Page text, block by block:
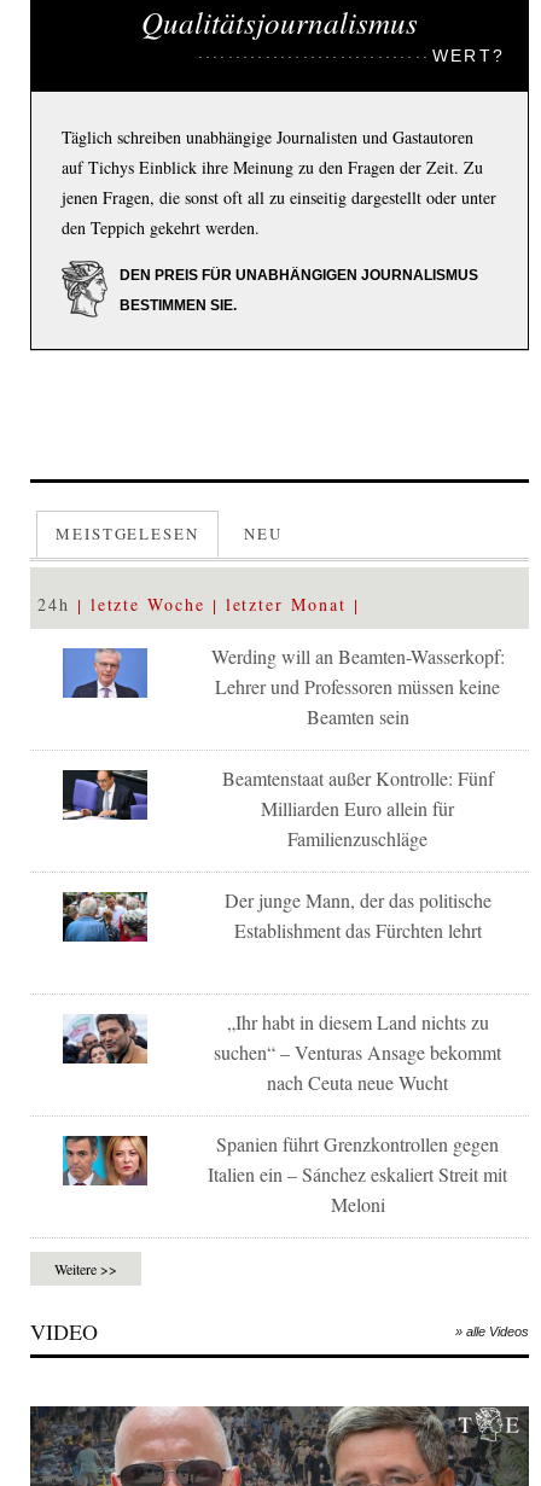
Qualitätsjournalismus
WERT?
Täglich schreiben unabhängige Journalisten und Gastautoren
auf Tichys Einblick ihre Meinung zu den Fragen der Zeit. Zu
jenen Fragen, die sonst oft all zu einseitig dargestellt oder unter
den Teppich gekehrt werden.
DEN PREIS FÜR UNABHÄNGIGEN JOURNALISMUS
BESTIMMEN SIE.
MEISTGELESEN NEU
24h letzte Woche letzter Monat
Werding will an Beamten-Wasserkopf:
Lehrer und Professoren müssen keine
Beamten sein
Beamtenstaat außer Kontrolle: Fünf
Milliarden Euro allein für
Familienzuschläge
Der junge Mann, der das politische
Establishment das Fürchten lehrt
„Ihr habt in diesem Land nichts zu
suchen“ – Venturas Ansage bekommt
nach Ceuta neue Wucht
Spanien führt Grenzkontrollen gegen
Italien ein – Sánchez eskaliert Streit mit
Meloni
Weitere >>
VIDEO » alle Videos